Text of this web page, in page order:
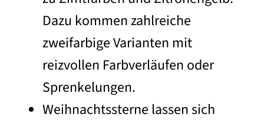
Dazu kommen zahlreiche
zweifarbige Varianten mit
reizvollen Farbverläufen oder
Sprenkelungen.
Weihnachtssterne lassen sich